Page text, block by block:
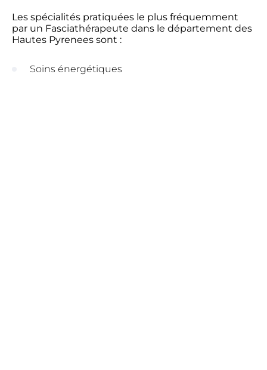
Les spécialités pratiquées le plus fréquemment
par un Fasciathérapeute dans le département des
Hautes Pyrenees sont :
Soins énergétiques